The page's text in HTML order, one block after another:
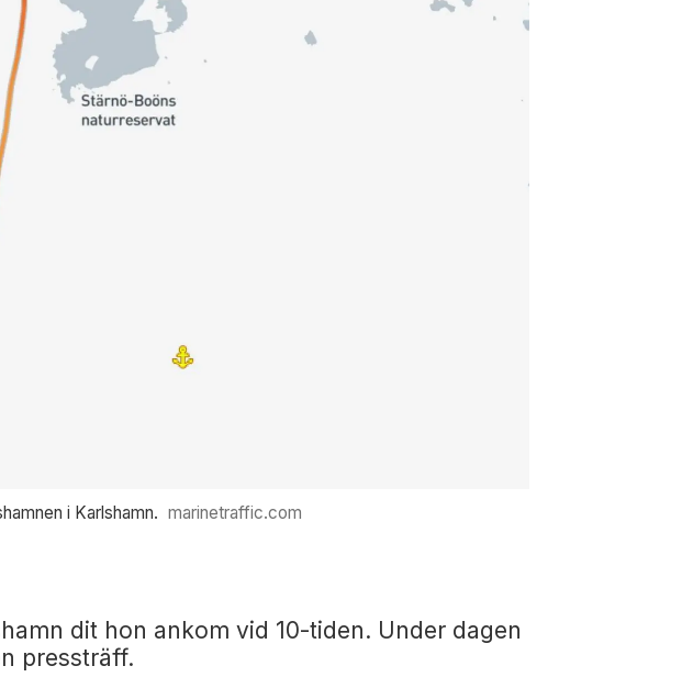
i Karlshamn. marinetraffic.com
dit hon ankom vid 10-tiden. Under dagen
pressträff.